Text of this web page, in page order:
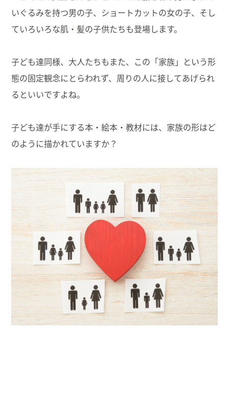
いぐるみを持つ男の子、ショートカットの女の子、そし
ていろいろな肌・髪の子供たちも登場します。
子ども達同様、大人たちもまた、この「家族」という形
態の固定観念にとらわれず、周りの人に接してあげられ
るといいですよね。
子ども達が手にする本・絵本・教材には、家族の形はど
のように描かれていますか？